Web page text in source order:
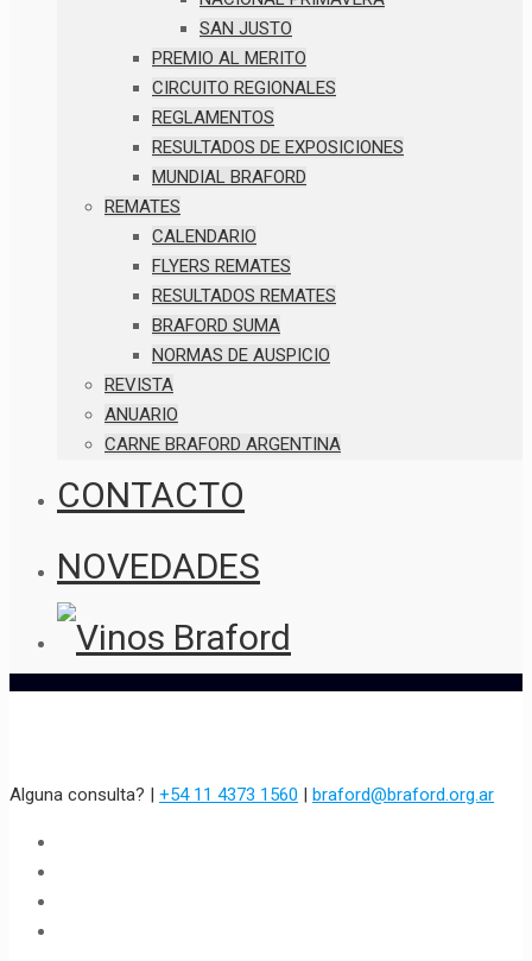
SAN JUSTO
PREMIO AL MERITO
CIRCUITO REGIONALES
REGLAMENTOS
RESULTADOS DE EXPOSICIONES
MUNDIAL BRAFORD
REMATES
CALENDARIO
FLYERS REMATES
RESULTADOS REMATES
BRAFORD SUMA
NORMAS DE AUSPICIO
REVISTA
ANUARIO
CARNE BRAFORD ARGENTINA
CONTACTO
NOVEDADES
Alguna consulta? | +54 11 4373 1560 | braford@braford.org.ar